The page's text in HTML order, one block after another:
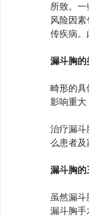
所致。
风险因
传疾病。
漏斗胸的
畸形的具
影响重大
治疗漏
么患者及
漏斗胸
虽然漏
漏斗胸